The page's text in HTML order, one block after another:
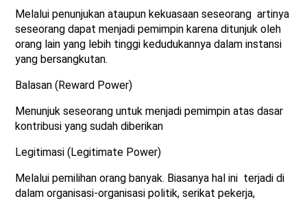
Melalui penunjukan ataupun kekuasaan seseorang artinya
seseorang dapat menjadi pemimpin karena ditunjuk oleh
orang lain yang lebih tinggi kedudukannya dalam instansi
yang bersangkutan.
Balasan (Reward Power)
Menunjuk seseorang untuk menjadi pemimpin atas dasar
kontribusi yang sudah diberikan
Legitimasi (Legitimate Power)
Melalui pemilihan orang banyak. Biasanya hal ini terjadi di
dalam organisasi-organisasi politik, serikat pekerja,